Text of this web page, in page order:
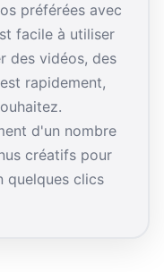
préférées avec
facile à utiliser
des vidéos, des
rapidement,
d'un nombre
créatifs pour
quelques clics